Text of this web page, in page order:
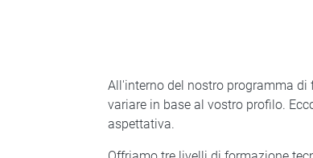
All'interno del nostro programma di
variare in base al vostro profilo.
aspettativa.